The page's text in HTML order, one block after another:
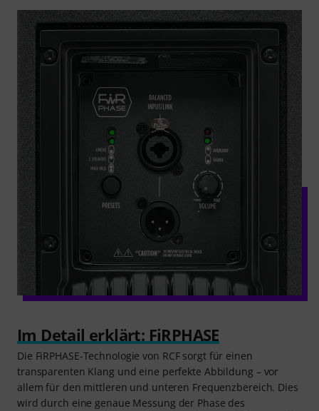
Im Detail erklärt: FiRPHASE
Die FiRPHASE-Technologie von RCF sorgt für einen
transparenten Klang und eine perfekte Abbildung – vor
allem für den mittleren und unteren Frequenzbereich. Dies
wird durch eine genaue Messung der Phase des